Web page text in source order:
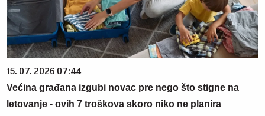
15. 07. 2026 07:44
Većina građana izgubi novac pre nego što stigne na
letovanje - ovih 7 troškova skoro niko ne planira